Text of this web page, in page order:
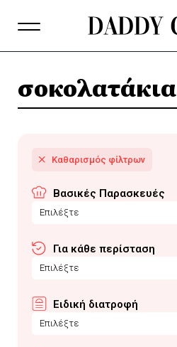
σοκολατάκια
Βασικές Παρασκευές
Επιλέξτε
Για κάθε περίσταση
Επιλέξτε
Ειδική διατροφή
Επιλέξτε